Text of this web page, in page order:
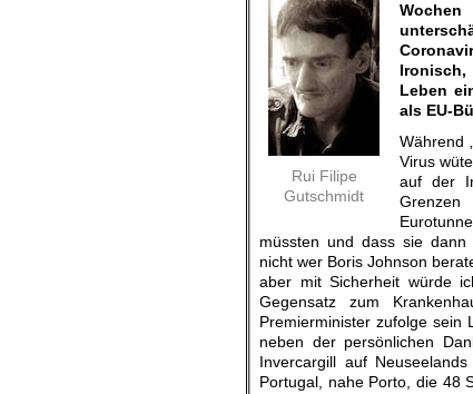
Rui Filipe
Gutschmidt
Leben
als EU-
Während
Virus
auf der
müssten und dass sie
nicht wer Boris Johnson
aber mit Sicherheit würde
Gegensatz zum
Premierminister zufolge sein
neben der persönlichen
Invercargill auf
Portugal, nahe Porto, die 48